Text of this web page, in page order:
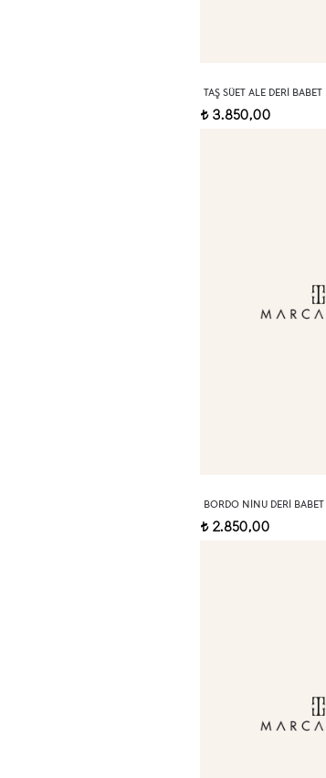
TAŞ SÜET ALE DERI BABET
t3.850,00
BORDO NINU DERI BABET
t2.850,00